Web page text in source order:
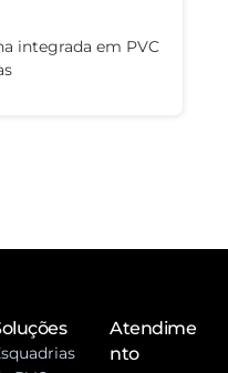
integrada em PVC
Atendime
nto